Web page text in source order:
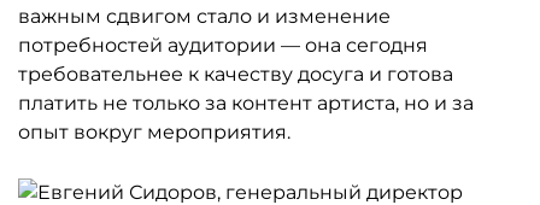
важным сдвигом стало и изменение
потребностей аудитории — она сегодня
требовательнее к качеству досуга и готова
платить не только за контент артиста, но и за
опыт вокруг мероприятия.